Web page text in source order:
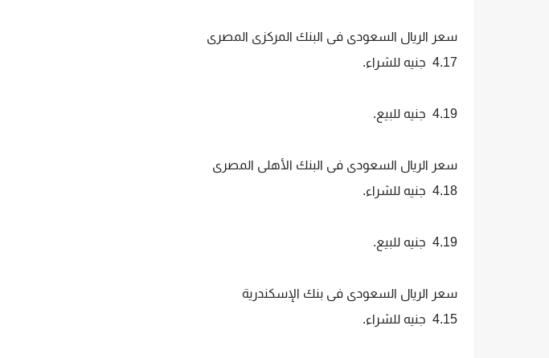
سعر الريال السعودى فى البنك المركزى المصرى
4.17 جنيه للشراء.
4.19 جنيه للبيع.
سعر الريال السعودى فى البنك الأهلى المصرى
4.18 جنيه للشراء.
4.19 جنيه للبيع.
سعر الريال السعودى فى بنك الإسكندرية
4.15 جنيه للشراء.